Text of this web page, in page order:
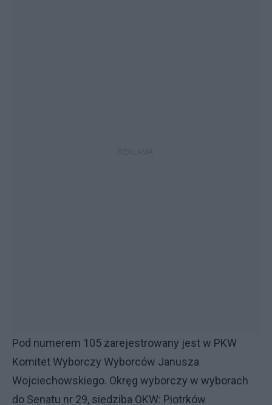
Pod numerem 105 zarejestrowany jest w PKW
Komitet Wyborczy Wyborców Janusza
Wojciechowskiego. Okręg wyborczy w wyborach
do Senatu nr 29, siedziba OKW: Piotrków